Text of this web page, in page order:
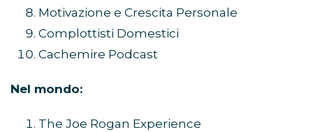
Motivazione e Crescita Personale
Complottisti Domestici
Cachemire Podcast
Nel mondo:
The Joe Rogan Experience